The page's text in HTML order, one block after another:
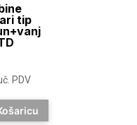
tip
PDV